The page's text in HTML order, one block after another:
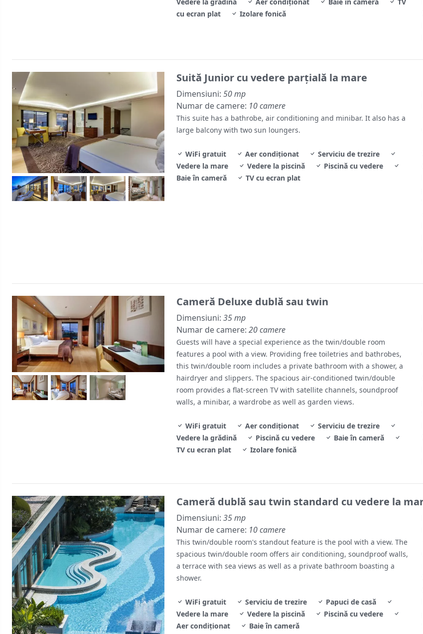
cu ecran plat
Izolare fonică
Suită Junior cu vedere parţială la mare
Dimensiuni: 50 mp
Numar de camere: 10 camere
This suite has a bathrobe, air conditioning and minibar. It also has a
large balcony with two sun loungers.
WiFi gratuit Aer condiționat
Serviciu de trezire
Vedere la mare
Vedere la piscină
Piscină cu vedere
Baie în cameră
TV cu ecran plat
Cameră Deluxe dublă sau twin
Dimensiuni: 35 mp
Numar de camere: 20 camere
Guests will have a special experience as the twin/double room
features a pool with a view. Providing free toiletries and bathrobes,
this twin/double room includes a private bathroom with a shower, a
hairdryer and slippers. The spacious air-conditioned twin/double
room provides a flat-screen TV with satellite channels, soundproof
walls, a minibar, a wardrobe as well as garden views.
WiFi gratuit Aer condiționat
Serviciu de trezire
Vedere la grădină
Piscină cu vedere
Baie în cameră
TV cu ecran plat
Izolare fonică
Cameră dublă sau twin standard cu vedere la
Dimensiuni: 35 mp
Numar de camere: 10 camere
This twin/double room's standout feature is the pool with a view. The
spacious twin/double room offers air conditioning, soundproof walls,
a terrace with sea views as well as a private bathroom boasting a
shower.
WiFi gratuit Serviciu de trezire
Papuci de casă
Vedere la mare
Vedere la piscină
Piscină cu vedere
Aer condiţionat
Baie în cameră